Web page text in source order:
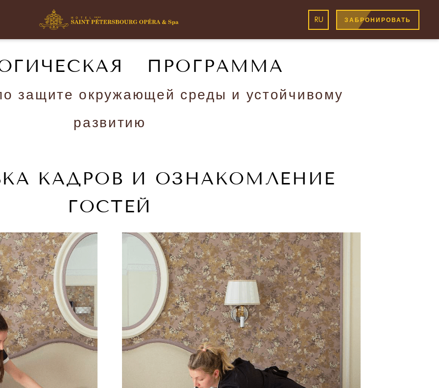
RU ЗАБРОНИРОВАТЬ
ПРОГРАММА
защите окружающей среды и устойчивому
развитию
КАДРОВ И ОЗНАКОМЛЕНИЕ
ГОСТЕЙ